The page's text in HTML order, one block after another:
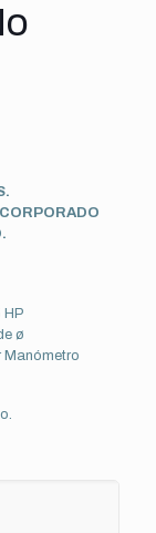
HP
ø
Manómetro